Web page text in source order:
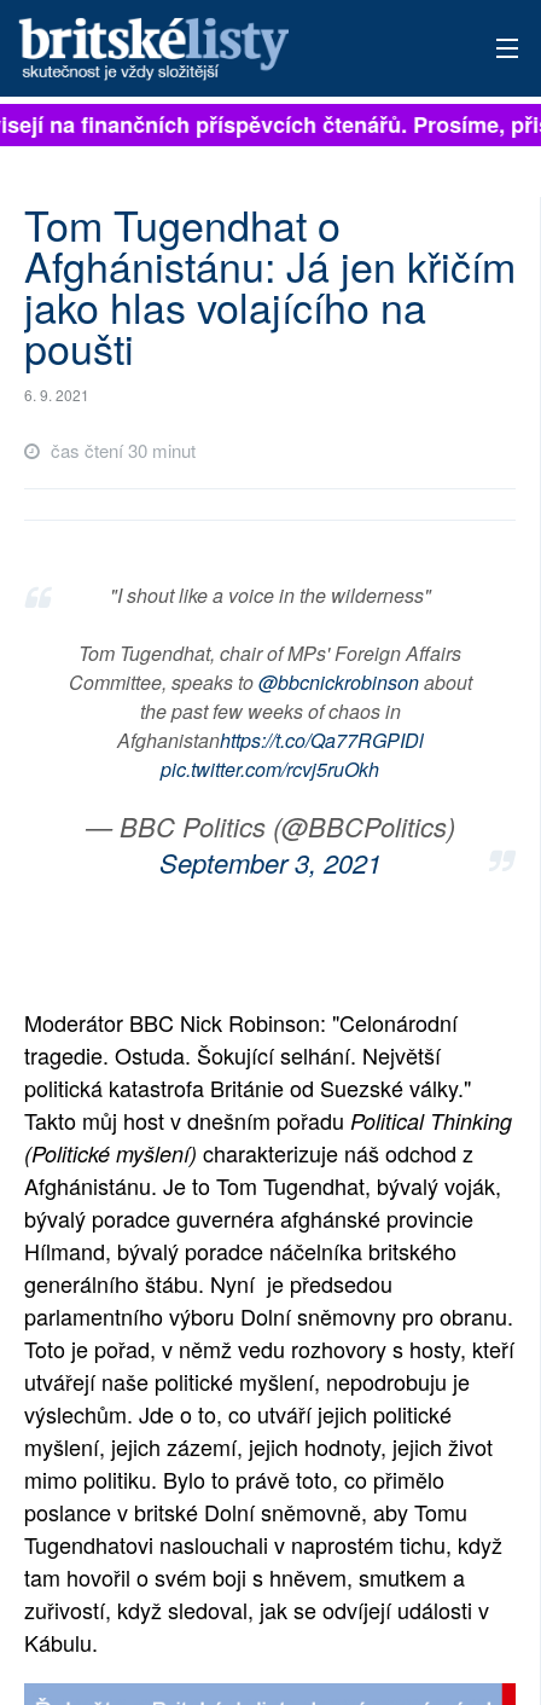
PŘIHLÁSIT
ARCHIV
ROZHOVORY
TÉMATA
NEJČTENĚJŠÍ ZA 7 DNÍ
AUTOŘI
PLNÁ VERZE STRÁNEK
na finančních příspěvcích čtenářů. Prosíme,
Tom Tugendhat o
Afghánistánu: Já jen křičím
jako hlas volajícího na
poušti
6. 9. 2021
čas čtení 30 minut
"I shout like a voice in the wilderness"
Tom Tugendhat, chair of MPs' Foreign Affairs
Committee, speaks to@bbcnickrobinsonabout
the past few weeks of chaos in
Afghanistanhttps://t.co/Qa77RGPIDl
pic.twitter.com/rcvj5ruOkh
— BBC Politics (@BBCPolitics)
September 3, 2021
Moderátor BBC Nick Robinson: "Celonárodní
tragedie. Ostuda. Šokující selhání. Největší
politická katastrofa Británie od Suezské války."
Takto můj host v dnešním pořadu Political Thinking
(Politické myšlení) charakterizuje náš odchod z
Afghánistánu. Je to Tom Tugendhat, bývalý voják,
bývalý poradce guvernéra afghánské provincie
Hílmand, bývalý poradce náčelníka britského
generálního štábu. Nyní je předsedou
parlamentního výboru Dolní sněmovny pro obranu.
Toto je pořad, v němž vedu rozhovory s hosty, kteří
utvářejí naše politické myšlení, nepodrobuju je
výslechům. Jde o to, co utváří jejich politické
myšlení, jejich zázemí, jejich hodnoty, jejich život
mimo politiku. Bylo to právě toto, co přimělo
poslance v britské Dolní sněmovně, aby Tomu
Tugendhatovi naslouchali v naprostém tichu, když
tam hovořil o svém boji s hněvem, smutkem a
zuřivostí, když sledoval, jak se odvíjejí události v
Kábulu.